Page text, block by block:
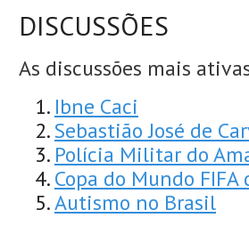
DISCUSSÕES
As discussões mais
Ibne Caci
Sebastião José de
Polícia Militar do
Copa do Mundo FIFA
Autismo no Brasil